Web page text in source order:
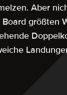
Aber
Board größten